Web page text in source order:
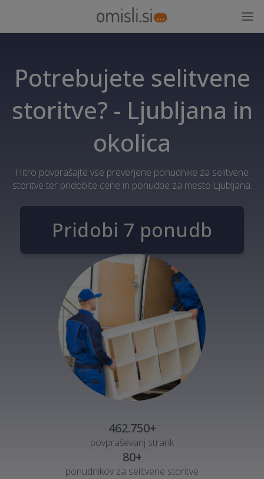
Potrebujete selitvene
storitve? - Ljubljana in
okolica
Hitro povprašajte vse preverjene ponudnike za selitvene
storitve ter pridobite cene in ponudbe za mesto Ljubljana.
Pridobi 7 ponudb
462.750+
povpraševanj strank
80+
ponudnikov za selitvene storitve